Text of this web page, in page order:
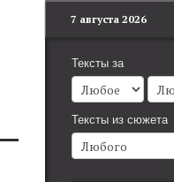
7 августа 2026
Тексты за
Тексты из сюжета